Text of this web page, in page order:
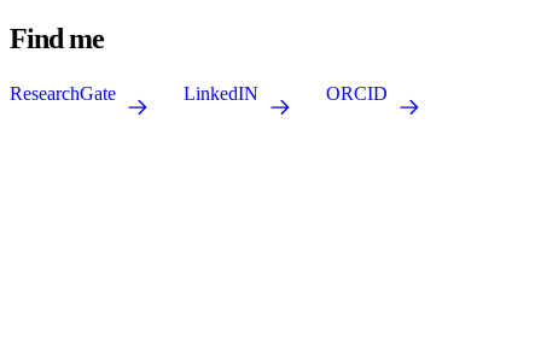
Find me
ResearchGate LinkedIN ORCID